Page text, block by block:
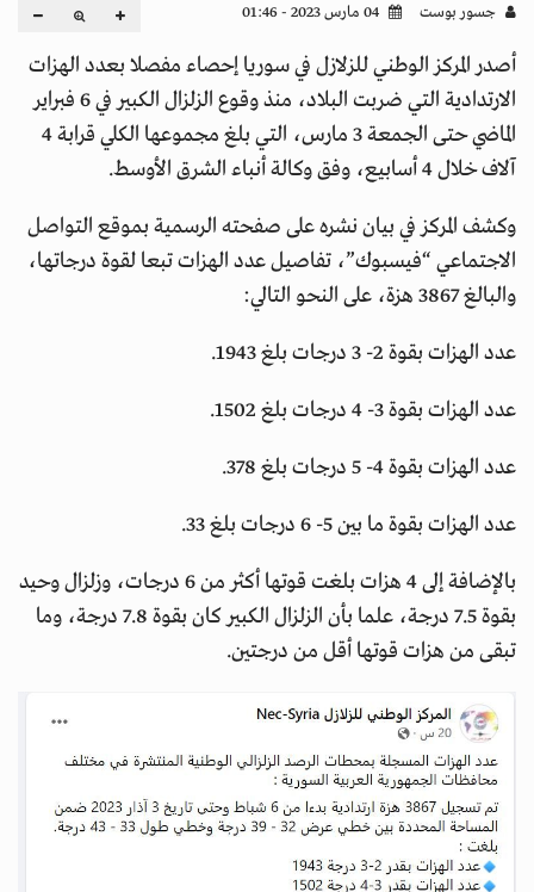
جسور بوست
أصدر المركز الوطني للزلازل في سوريا إحصاء مفصلا بعدد الهزات
الارتدادية التي ضربت البلاد، منذ وقوع الزلزال الكبير في 6 فبراير
الماضي حتى الجمعة 3 مارس، التي بلغ مجموعها الكلي قرابة 4
آلاف خلال 4 أسابيع، وفق وكالة أنباء الشرق الأوسط.
وكشف المركز في بيان نشره على صفحته الرسمية بموقع التواصل
الاجتماعي “فيسبوك”، تفاصيل عدد الهزات تبعا لقوة درجاتها،
والبالغ 3867 هزة، على النحو التالي:
عدد الهزات بقوة 2- 3 درجات بلغ 1943.
عدد الهزات بقوة 3- 4 درجات بلغ 1502.
عدد الهزات بقوة 4- 5 درجات بلغ 378.
عدد الهزات بقوة ما بين 5- 6 درجات بلغ 33.
بالإضافة إلى 4 هزات بلغت قوتها أكثر من 6 درجات، وزلزال وحيد
بقوة 7.5 درجة، علما بأن الزلزال الكبير كان بقوة 7.8 درجة، وما
تبقى من هزات قوتها أقل من درجتين.